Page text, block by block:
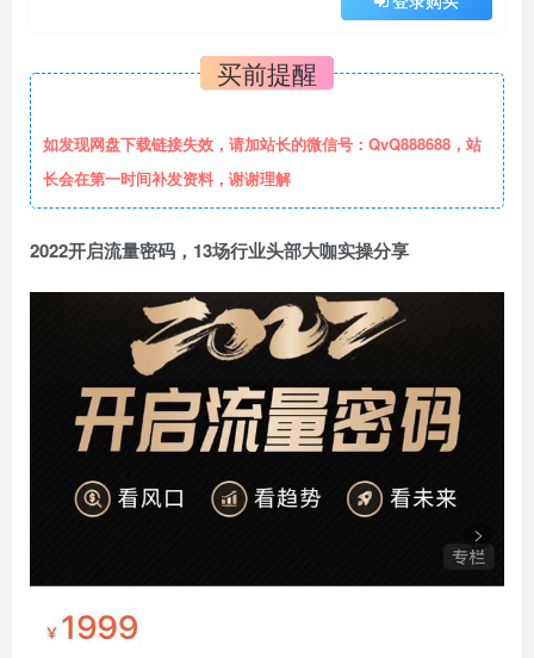
买前提醒
如发现网盘下载链接失效，请加站长的微信号：QvQ888688，站
长会在第一时间补发资料，谢谢理解
2022开启流量密码，13场行业头部大咖实操分享